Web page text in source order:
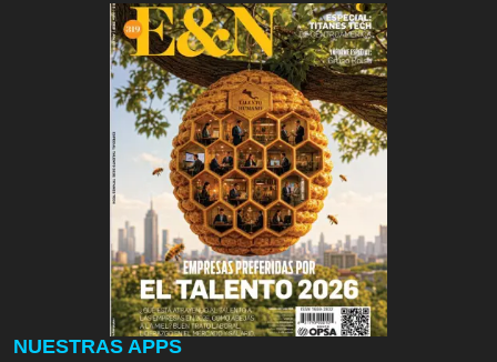
NUESTRAS APPS